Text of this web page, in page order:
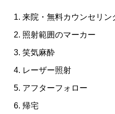
来院・無料カウンセリン
照射範囲のマーカー
笑気麻酔
レーザー照射
アフターフォロー
帰宅